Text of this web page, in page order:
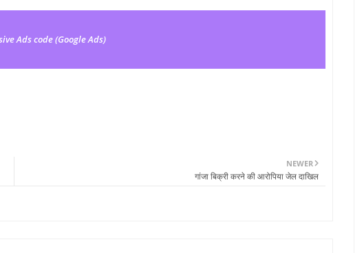
Ads code (Google Ads)
NEWER
गांजा बिक्री करने की आरोपिया जेल दाखिल